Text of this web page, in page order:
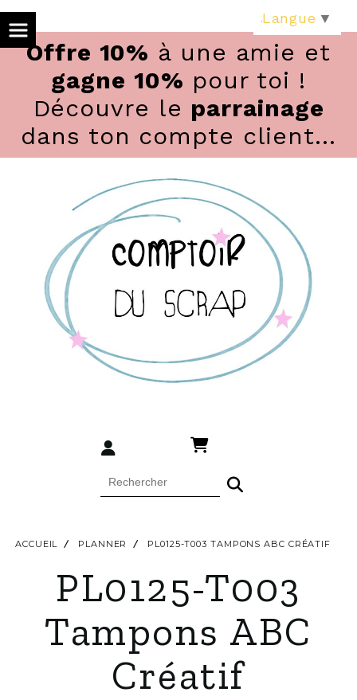
Offre 10% à une amie et
gagne 10% pour toi !
Découvre le parrainage
dans ton compte client...
ACCUEIL PLANNER PL0125-T003 TAMPONS ABC CRÉATIF
PL0125-T003
Tampons ABC
Créatif
Langue ▼